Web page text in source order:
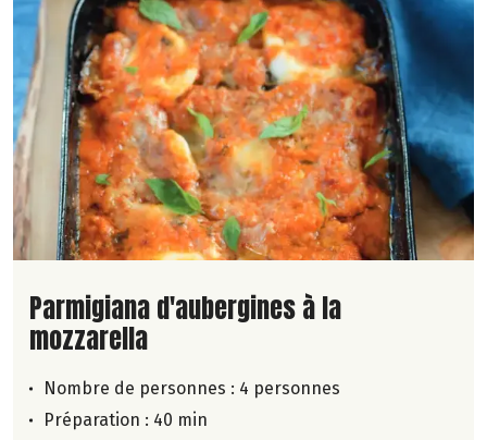
Lire la suite de la recette
Parmigiana d'aubergines à la
mozzarella
Nombre de personnes : 4 personnes
Préparation : 40 min